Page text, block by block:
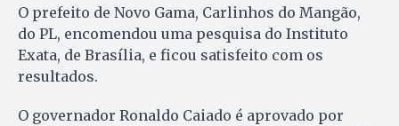
O prefeito de Novo Gama, Carlinhos do Mangão,
do PL, encomendou uma pesquisa do Instituto
Exata, de Brasília, e ficou satisfeito com os
resultados.
O governador Ronaldo Caiado é aprovado por